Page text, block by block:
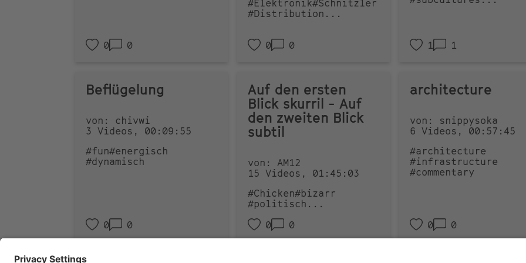
0 0
#Elektronik#Schnitzler
#Distribution ...
0 0 1 1
Beflügelung
von: chivwi
3 Videos, 00:09:55
#fun#energisch
#dynamisch
0 0
Auf den ersten
Blick skurril - Auf
den zweiten Blick
subtil
von: AM12
15 Videos, 01:45:03
#Chicken#bizarr
#politisch ...
0
0
architecture
von: snippysoka
6 Videos, 00:57:45
#architecture
#infrastructure
#commentary
0 0